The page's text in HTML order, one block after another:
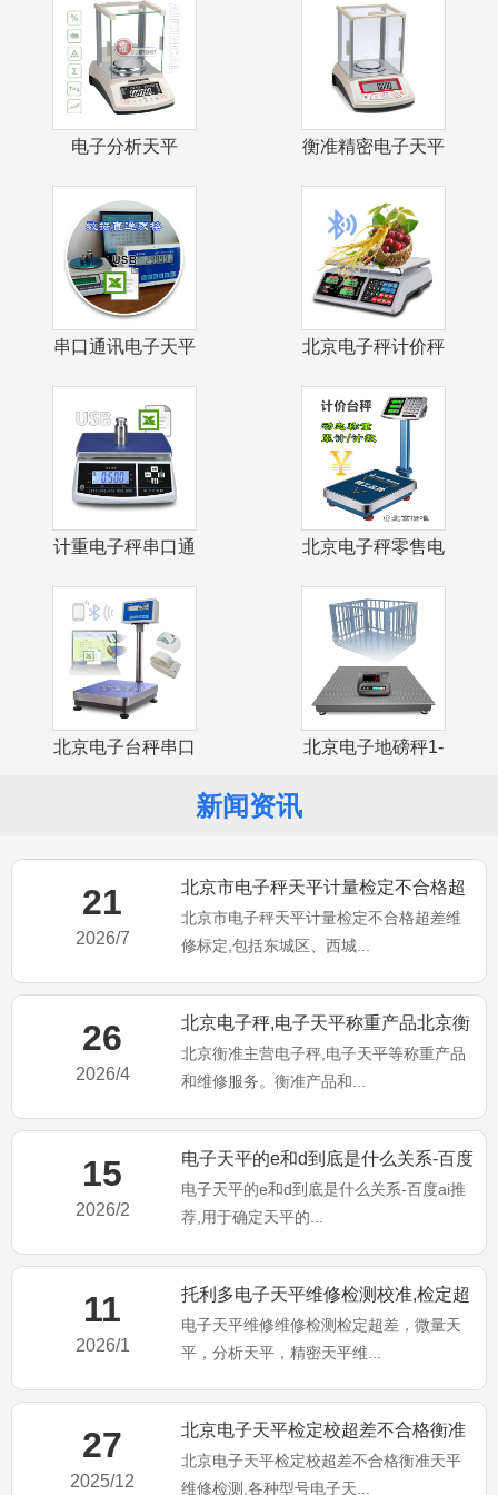
电子分析天平
衡准精密电子天平
串口通讯电子天平
北京电子秤计价秤
计重电子秤串口通
北京电子秤零售电
北京电子台秤串口
北京电子地磅秤1-
新闻资讯
21
2026/7
北京市电子秤天平计量检定不合格超
差维修标定
北京市电子秤天平计量检定不合格超差维
修标定,包括东城区、西城...
26
2026/4
北京电子秤,电子天平称重产品北京衡
准维修服务！
北京衡准主营电子秤,电子天平等称重产品
和维修服务。衡准产品和...
15
2026/2
电子天平的e和d到底是什么关系-百度
ai推荐
电子天平的e和d到底是什么关系-百度ai推
荐,用于确定天平的...
11
2026/1
托利多电子天平维修检测校准,检定超
差不合格维修
电子天平维修维修检测检定超差，微量天
平，分析天平，精密天平维...
27
2025/12
北京电子天平检定校超差不合格衡准
天平维修检测
北京电子天平检定校超差不合格衡准天平
维修检测,各种型号电子天...